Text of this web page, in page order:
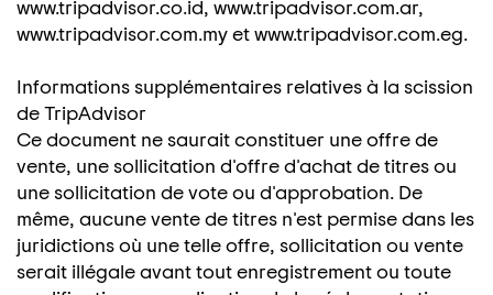
www.tripadvisor.co.id, www.tripadvisor.com.ar,
www.tripadvisor.com.my et www.tripadvisor.com.eg.
Informations supplémentaires relatives à la scission
de TripAdvisor
Ce document ne saurait constituer une offre de
vente, une sollicitation d'offre d'achat de titres ou
une sollicitation de vote ou d'approbation. De
même, aucune vente de titres n'est permise dans les
juridictions où une telle offre, sollicitation ou vente
serait illégale avant tout enregistrement ou toute